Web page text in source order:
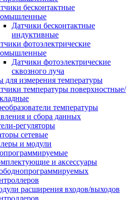
бесконтактные
Датчики бесконтактные
индуктивные
фотоэлектрические
Датчики фотоэлектрические
сквозного луча
для измерения температуры
температуры поверхностные/
температуры
и сбора данных
регуляторы
сетевые
и модули
и аксессуары
расширения входов/выходов